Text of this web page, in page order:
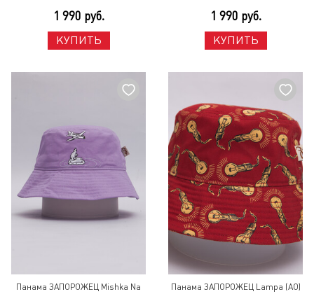
1 990 руб.
КУПИТЬ
1 990 руб.
КУПИТЬ
Панама ЗАПОРОЖЕЦ Mishka Na
Панама ЗАПОРОЖЕЦ Lampa (AO)